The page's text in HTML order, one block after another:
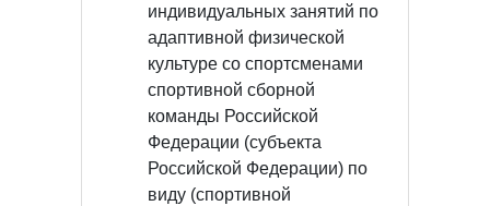
индивидуальных занятий по
адаптивной физической
культуре со спортсменами
спортивной сборной
команды Российской
Федерации (субъекта
Российской Федерации) по
виду (спортивной